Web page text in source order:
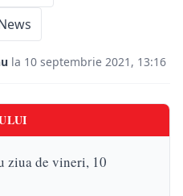
la 10 septembrie 2021, 13:16
ziua de vineri, 10